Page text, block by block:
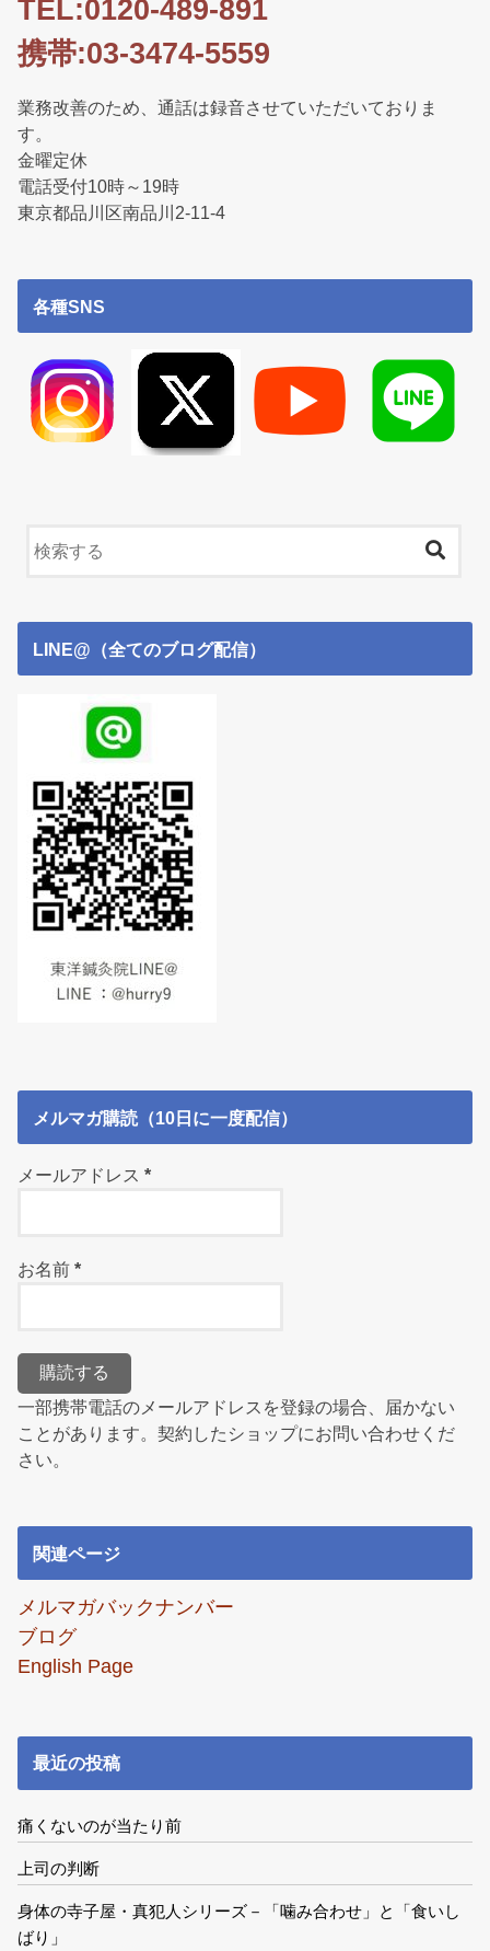
TEL:0120-489-891
携帯:03-3474-5559
業務改善のため、通話は録音させていただいておりま
す。
金曜定休
電話受付10時～19時
東京都品川区南品川2-11-4
各種SNS
LINE@（全てのブログ配信）
メルマガ購読（10日に一度配信）
メールアドレス*
お名前*
一部携帯電話のメールアドレスを登録の場合、届かない
ことがあります。契約したショップにお問い合わせくだ
さい。
関連ページ
メルマガバックナンバー
ブログ
English Page
最近の投稿
痛くないのが当たり前
上司の判断
身体の寺子屋・真犯人シリーズ－「噛み合わせ」と「食いし
ばり」